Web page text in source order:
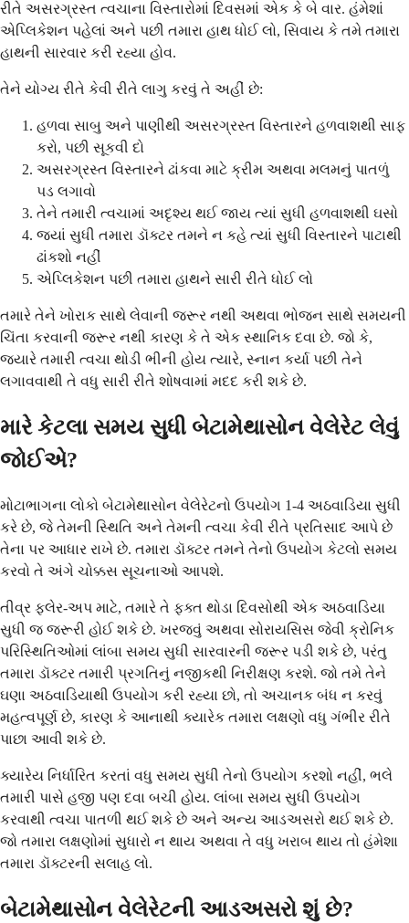
રીતે અસરગ્રસ્ત ત્વચાના વિસ્તારોમાં દિવસમાં એક કે બે વાર. હંમેશાં
એપ્લિકેશન પહેલાં અને પછી તમારા હાથ ધોઈ લો, સિવાય કે તમે તમારા
હાથની સારવાર કરી રહ્યા હોવ.
તેને યોગ્ય રીતે કેવી રીતે લાગુ કરવું તે અહીં છે:
હળવા સાબુ અને પાણીથી અસરગ્રસ્ત વિસ્તારને હળવાશથી સાફ
કરો, પછી સૂકવી દો
અસરગ્રસ્ત વિસ્તારને ઢાંકવા માટે ક્રીમ અથવા મલમનું પાતળું
પડ લગાવો
તેને તમારી ત્વચામાં અદૃશ્ય થઈ જાય ત્યાં સુધી હળવાશથી ઘસો
જ્યાં સુધી તમારા ડૉક્ટર તમને ન કહે ત્યાં સુધી વિસ્તારને પાટાથી
ઢાંકશો નહીં
એપ્લિકેશન પછી તમારા હાથને સારી રીતે ધોઈ લો
તમારે તેને ખોરાક સાથે લેવાની જરૂર નથી અથવા ભોજન સાથે સમયની
ચિંતા કરવાની જરૂર નથી કારણ કે તે એક સ્થાનિક દવા છે. જો કે,
જ્યારે તમારી ત્વચા થોડી ભીની હોય ત્યારે, સ્નાન કર્યા પછી તેને
લગાવવાથી તે વધુ સારી રીતે શોષવામાં મદદ કરી શકે છે.
મારે કેટલા સમય સુધી બેટામેથાસોન વેલેરેટ લેવું
જોઈએ?
મોટાભાગના લોકો બેટામેથાસોન વેલેરેટનો ઉપયોગ 1-4 અઠવાડિયા સુધી
કરે છે, જે તેમની સ્થિતિ અને તેમની ત્વચા કેવી રીતે પ્રતિસાદ આપે છે
તેના પર આધાર રાખે છે. તમારા ડૉક્ટર તમને તેનો ઉપયોગ કેટલો સમય
કરવો તે અંગે ચોક્કસ સૂચનાઓ આપશે.
તીવ્ર ફ્લેર-અપ માટે, તમારે તે ફક્ત થોડા દિવસોથી એક અઠવાડિયા
સુધી જ જરૂરી હોઈ શકે છે. ખરજવું અથવા સોરાયસિસ જેવી ક્રોનિક
પરિસ્થિતિઓમાં લાંબા સમય સુધી સારવારની જરૂર પડી શકે છે, પરંતુ
તમારા ડૉક્ટર તમારી પ્રગતિનું નજીકથી નિરીક્ષણ કરશે. જો તમે તેને
ઘણા અઠવાડિયાથી ઉપયોગ કરી રહ્યા છો, તો અચાનક બંધ ન કરવું
મહત્વપૂર્ણ છે, કારણ કે આનાથી ક્યારેક તમારા લક્ષણો વધુ ગંભીર રીતે
પાછા આવી શકે છે.
ક્યારેય નિર્ધારિત કરતાં વધુ સમય સુધી તેનો ઉપયોગ કરશો નહીં, ભલે
તમારી પાસે હજી પણ દવા બચી હોય. લાંબા સમય સુધી ઉપયોગ
કરવાથી ત્વચા પાતળી થઈ શકે છે અને અન્ય આડઅસરો થઈ શકે છે.
જો તમારા લક્ષણોમાં સુધારો ન થાય અથવા તે વધુ ખરાબ થાય તો હંમેશા
તમારા ડૉક્ટરની સલાહ લો.
બેટામેથાસોન વેલેરેટની આડઅસરો શું છે?